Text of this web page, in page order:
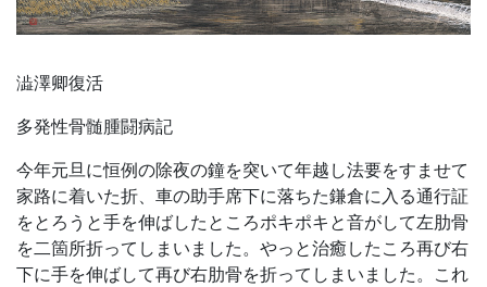
澁澤卿復活
多発性骨髄腫闘病記
今年元旦に恒例の除夜の鐘を突いて年越し法要をすませて
家路に着いた折、車の助手席下に落ちた鎌倉に入る通行証
をとろうと手を伸ばしたところポキポキと音がして左肋骨
を二箇所折ってしまいました。やっと治癒したころ再び右
下に手を伸ばして再び右肋骨を折ってしまいました。これ